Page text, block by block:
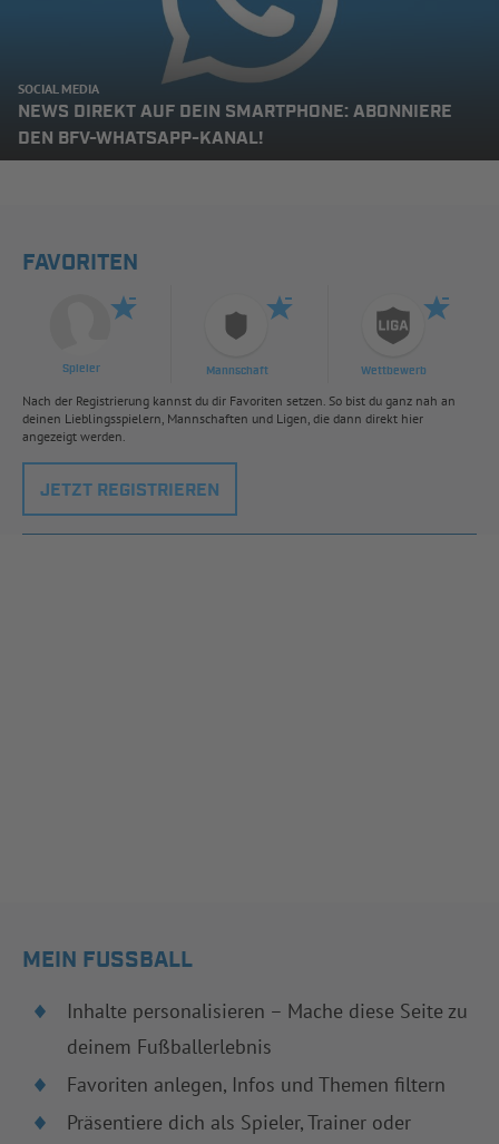
SOCIAL MEDIA
NEWS DIREKT AUF DEIN SMARTPHONE: ABONNIERE
DEN BFV-WHATSAPP-KANAL!
FAVORITEN
Spieler Mannschaft Wettbewerb
Nach der Registrierung kannst du dir Favoriten setzen. So bist du ganz nah an
deinen Lieblingsspielern, Mannschaften und Ligen, die dann direkt hier
angezeigt werden.
JETZT REGISTRIEREN
MEIN FUSSBALL
Inhalte personalisieren – Mache diese Seite zu
deinem Fußballerlebnis
Favoriten anlegen, Infos und Themen filtern
Präsentiere dich als Spieler, Trainer oder